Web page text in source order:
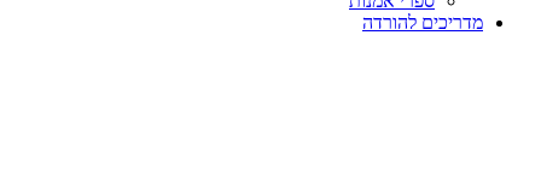
מדריכים להורדה